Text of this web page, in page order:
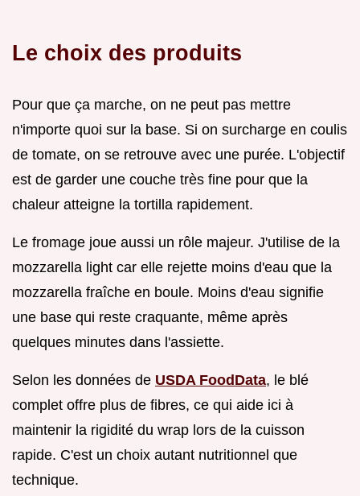
Le choix des produits
Pour que ça marche, on ne peut pas mettre
n'importe quoi sur la base. Si on surcharge en coulis
de tomate, on se retrouve avec une purée. L'objectif
est de garder une couche très fine pour que la
chaleur atteigne la tortilla rapidement.
Le fromage joue aussi un rôle majeur. J'utilise de la
mozzarella light car elle rejette moins d'eau que la
mozzarella fraîche en boule. Moins d'eau signifie
une base qui reste craquante, même après
quelques minutes dans l'assiette.
Selon les données de USDA FoodData, le blé
complet offre plus de fibres, ce qui aide ici à
maintenir la rigidité du wrap lors de la cuisson
rapide. C'est un choix autant nutritionnel que
technique.